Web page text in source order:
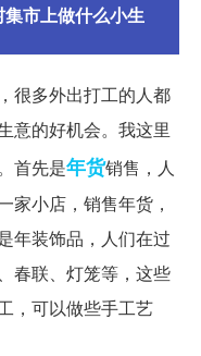
市上做什么小生
很多外出打工的人都
意的好机会。我这里
首先是年货销售，人
家小店，销售年货，
年装饰品，人们在过
春联、灯笼等，这些
，可以做些手工艺